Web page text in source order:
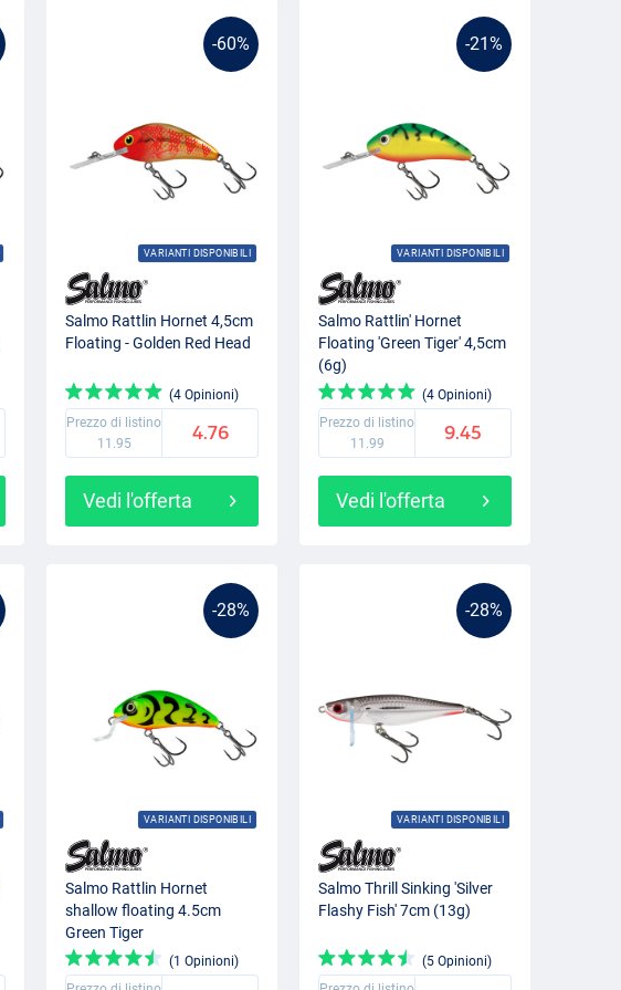
-60%
VARIANTI DISPONIBILI
Salmo Rattlin Hornet 4,5cm
Floating - Golden Red Head
(4 Opinioni)
Prezzo di listino
11.95
4.76
Vedi l'offerta
-21%
VARIANTI DISPONIBILI
Salmo Rattlin' Hornet
Floating 'Green Tiger' 4,5cm
(6g)
(4 Opinioni)
Prezzo di listino
11.99
9.45
Vedi l'offerta
-28%
VARIANTI DISPONIBILI
Salmo Rattlin Hornet
shallow floating 4.5cm
Green Tiger
(1 Opinioni)
-28%
VARIANTI DISPONIBILI
Salmo Thrill Sinking 'Silver
Flashy Fish' 7cm (13g)
(5 Opinioni)